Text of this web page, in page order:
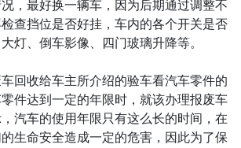
，最好换一辆车，因为后期通过调整不
查挡位是否好挂，车内的各个开关是否
灯、倒车影像、四门玻璃升降等。
回收给车主所介绍的验车看汽车零件的
件达到一定的年限时，就该办理报废车
汽车的使用年限只有这么长的时间，在
生命安全造成一定的危害，因此为了保